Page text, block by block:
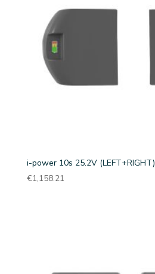
i-power 10s 25.2V (LEFT+RIGHT)
€1,158.21